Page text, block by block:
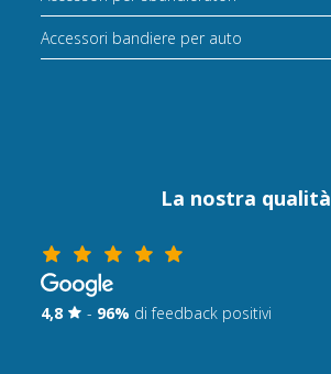
Accessori bandiere per auto
La nostra qualità
4,8 - 96% di feedback positivi